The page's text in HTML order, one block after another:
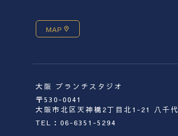
MAP
大阪 ブランチスタジオ
〒530-0041
大阪市北区天神橋2丁目北1-21 八千
TEL：06-6351-5294